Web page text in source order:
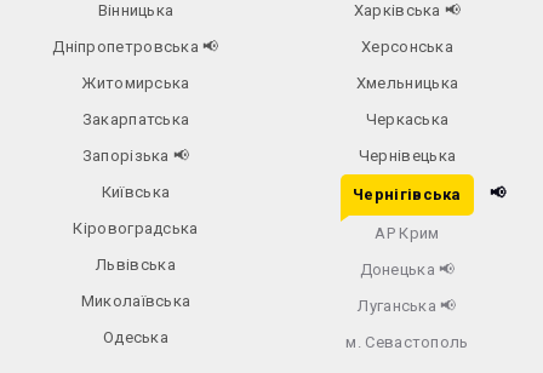
Вінницька
Дніпропетровська📢
Житомирська
Закарпатська
Запорізька 📢
Київська
Кіровоградська
Львівська
Миколаївська
Одеська
Харківська 📢
Херсонська
Хмельницька
Черкаська
Чернівецька
Чернігівська 📢
АР Крим
Донецька 📢
Луганська 📢
м. Севастополь